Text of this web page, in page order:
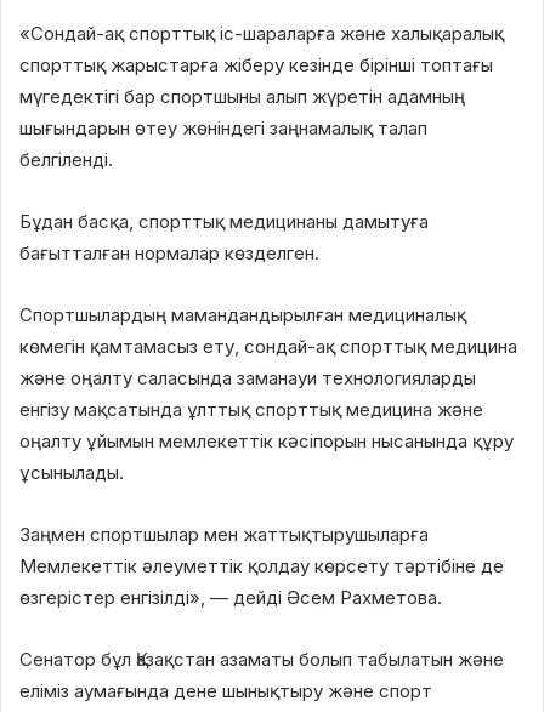
«Сондай-ақ спорттық іс-шараларға және халықаралық
спорттық жарыстарға жіберу кезінде бірінші топтағы
мүгедектігі бар спортшыны алып жүретін адамның
шығындарын өтеу жөніндегі заңнамалық талап
белгіленді.
Бұдан басқа, спорттық медицинаны дамытуға
бағытталған нормалар көзделген.
Спортшылардың мамандандырылған медициналық
көмегін қамтамасыз ету, сондай-ақ спорттық медицина
және оңалту саласында заманауи технологияларды
енгізу мақсатында ұлттық спорттық медицина және
оңалту ұйымын мемлекеттік кәсіпорын нысанында құру
ұсынылады.
Заңмен спортшылар мен жаттықтырушыларға
Мемлекеттік әлеуметтік қолдау көрсету тәртібіне де
өзгерістер енгізілді», — дейді Әсем Рахметова.
Сенатор бұл Қазақстан азаматы болып табылатын және
еліміз аумағында дене шынықтыру және спорт